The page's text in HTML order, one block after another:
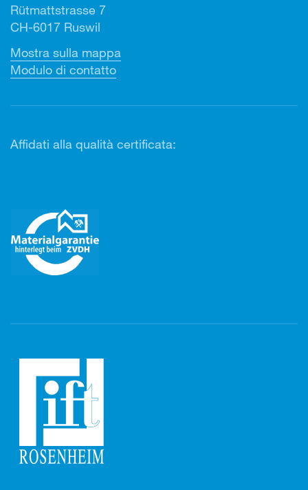
Rütmattstrasse 7
CH-6017 Ruswil
Mostra sulla mappa
Modulo di contatto
Affidati alla qualità certificata: